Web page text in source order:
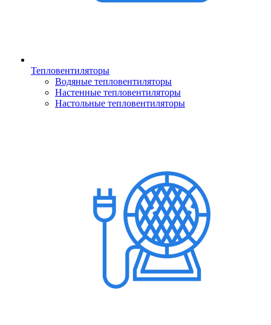
Тепловентиляторы
Водяные тепловентиляторы
Настенные тепловентиляторы
Настольные тепловентиляторы